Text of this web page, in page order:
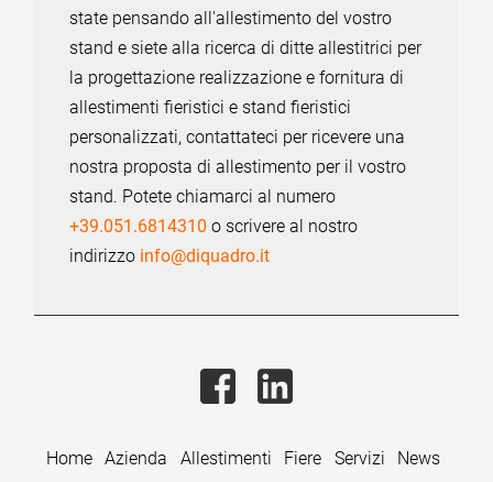
state pensando all'allestimento del vostro
stand e siete alla ricerca di ditte allestitrici per
la progettazione realizzazione e fornitura di
allestimenti fieristici e stand fieristici
personalizzati, contattateci per ricevere una
nostra proposta di allestimento per il vostro
stand. Potete chiamarci al numero
+39.051.6814310 o scrivere al nostro
indirizzo info@diquadro.it
Home Azienda Allestimenti Fiere Servizi News